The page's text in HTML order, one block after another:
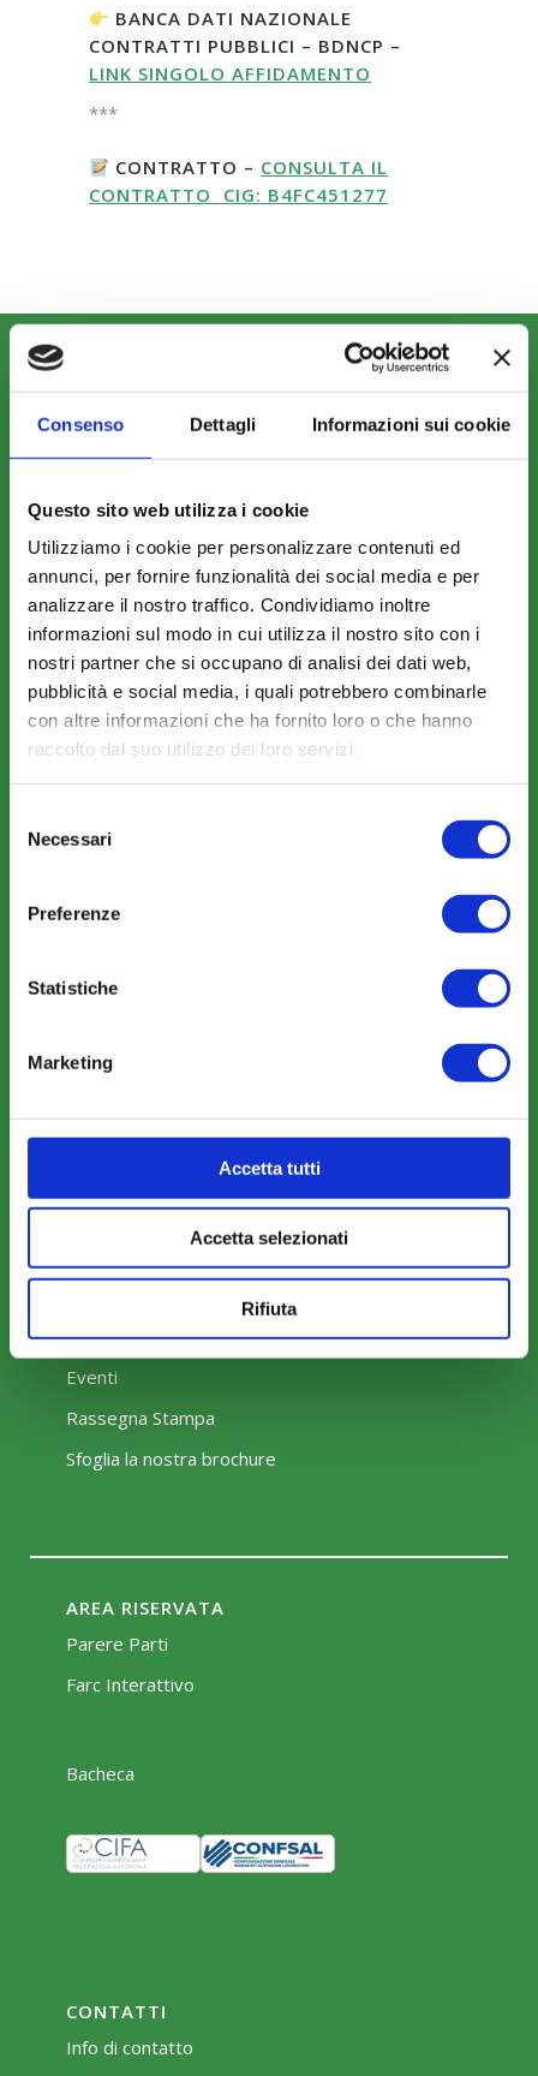
Consenso Dettagli Informazioni sui cookie
Questo sito web utilizza i cookie
Utilizziamo i cookie per personalizzare contenuti ed
annunci, per fornire funzionalità dei social media e per
analizzare il nostro traffico. Condividiamo inoltre
informazioni sul modo in cui utilizza il nostro sito con i
nostri partner che si occupano di analisi dei dati web,
pubblicità e social media, i quali potrebbero combinarle
con altre informazioni che ha fornito loro o che hanno
raccolto dal suo utilizzo dei loro servizi.
delNecessari
Preferenze
Statistiche
Marketing
Accetta tutti
Accetta selezionati
Rifiuta
BANCA DATI NAZIONALE
CONTRATTI PUBBLICI – BDNCP –
LINK SINGOLO AFFIDAMENTO
***
CONTRATTO – CONSULTA IL
CONTRATTO CIG: B4FC451277
Fondo FonARCom
COSA FACCIAMO
Perché scegliere FonARCom
Il Funzionamento
Amministrazione trasparente
Strumenti
News
Eventi
Rassegna Stampa
Sfoglia la nostra brochure
AREA RISERVATA
Parere Parti
Farc Interattivo
Bacheca
CONTATTI
Info di contatto